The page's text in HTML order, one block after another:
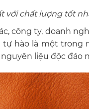
với chất lượng tốt
công ty, doanh
hào là một trong
liệu độc đáo